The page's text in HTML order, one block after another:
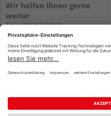
Wir helfen Ihnen gerne
weiter
Tel.:+49 6266 92060
E-Mail:shop@holzcenter-shop.de
Impressum AGB
Reservierungsbedingungen